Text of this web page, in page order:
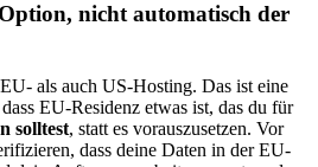
nicht automatisch der
als auch US-Hosting. Das ist eine
EU-Residenz etwas ist, das du für
solltest, statt es vorauszusetzen. Vor
dass deine Daten in der EU-